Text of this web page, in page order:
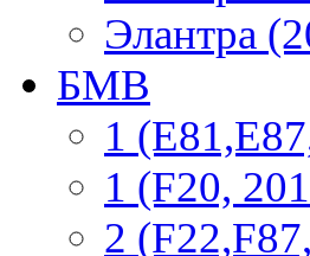
Элантра
БМВ
1
1 (F20,
2